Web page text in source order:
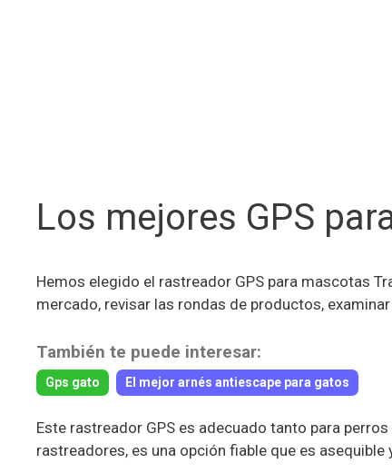
Los mejores GPS
Hemos elegido el rastreador GPS para mascotas
mercado, revisar las rondas de productos,
También te puede interesar:
Gps gato El mejor arnés antiescape para gatos
Este rastreador GPS es adecuado tanto para
rastreadores, es una opción fiable que es asequible